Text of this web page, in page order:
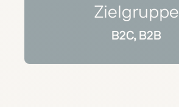
Zielgruppe
B2C, B2B